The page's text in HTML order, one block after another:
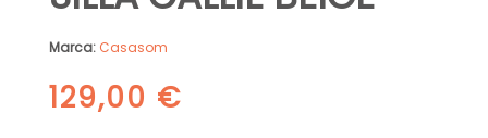
Marca: Casasom
129,00 €